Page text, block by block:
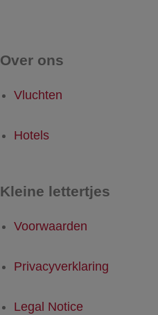
Over ons
Vluchten
Hotels
Kleine lettertjes
Voorwaarden
Privacyverklaring
Legal Notice